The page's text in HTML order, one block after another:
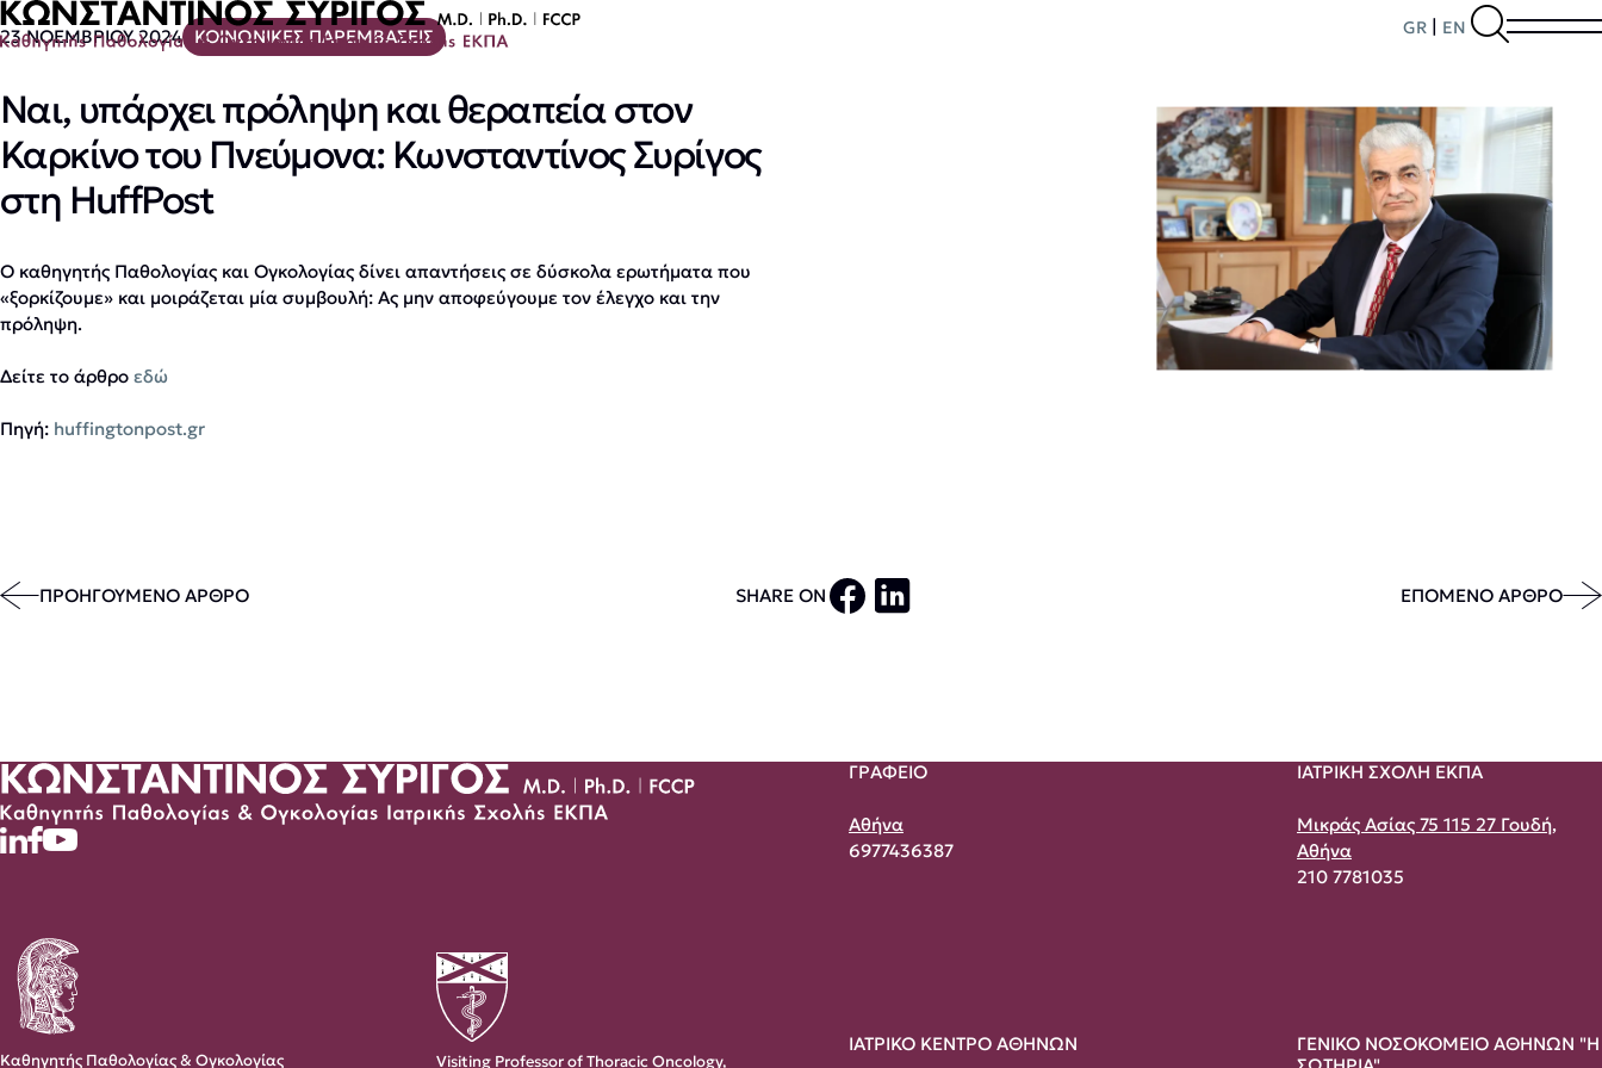
GR | EN
23 ΝΟΕΜΒΡΙΟΥ 2024 ΚΟΙΝΩΝΙΚΕΣ ΠΑΡΕΜΒΑΣΕΙΣ
Ναι, υπάρχει πρόληψη και θεραπεία στον
Καρκίνο του Πνεύμονα: Κωνσταντίνος Συρίγος
στη HuffPost
Ο καθηγητής Παθολογίας και Ογκολογίας δίνει απαντήσεις σε δύσκολα ερωτήματα που
«ξορκίζουμε» και μοιράζεται μία συμβουλή: Ας μην αποφεύγουμε τον έλεγχο και την
πρόληψη.
Δείτε το άρθρο εδώ
Πηγή: huffingtonpost.gr
ΠΡΟΗΓΟΥΜΕΝΟ ΑΡΘΡΟ SHARE ON ΕΠΟΜΕΝΟ ΑΡΘΡΟ
ΓΡΑΦΕΙΟ
Αθήνα
6977436387
ΙΑΤΡΙΚΗ ΣΧΟΛΗ ΕΚΠΑ
Μικράς Ασίας 75 115 27 Γουδή,
Αθήνα
210 7781035
ΙΑΤΡΙΚΟ ΚΕΝΤΡΟ ΑΘΗΝΩΝ
ΓΕΝΙΚΟ ΝΟΣΟΚΟΜΕΙΟ ΑΘΗΝΩΝ "Η
Καθηγητής Παθολογίας & Ογκολογίας Visiting Professor of Thoracic Oncology,